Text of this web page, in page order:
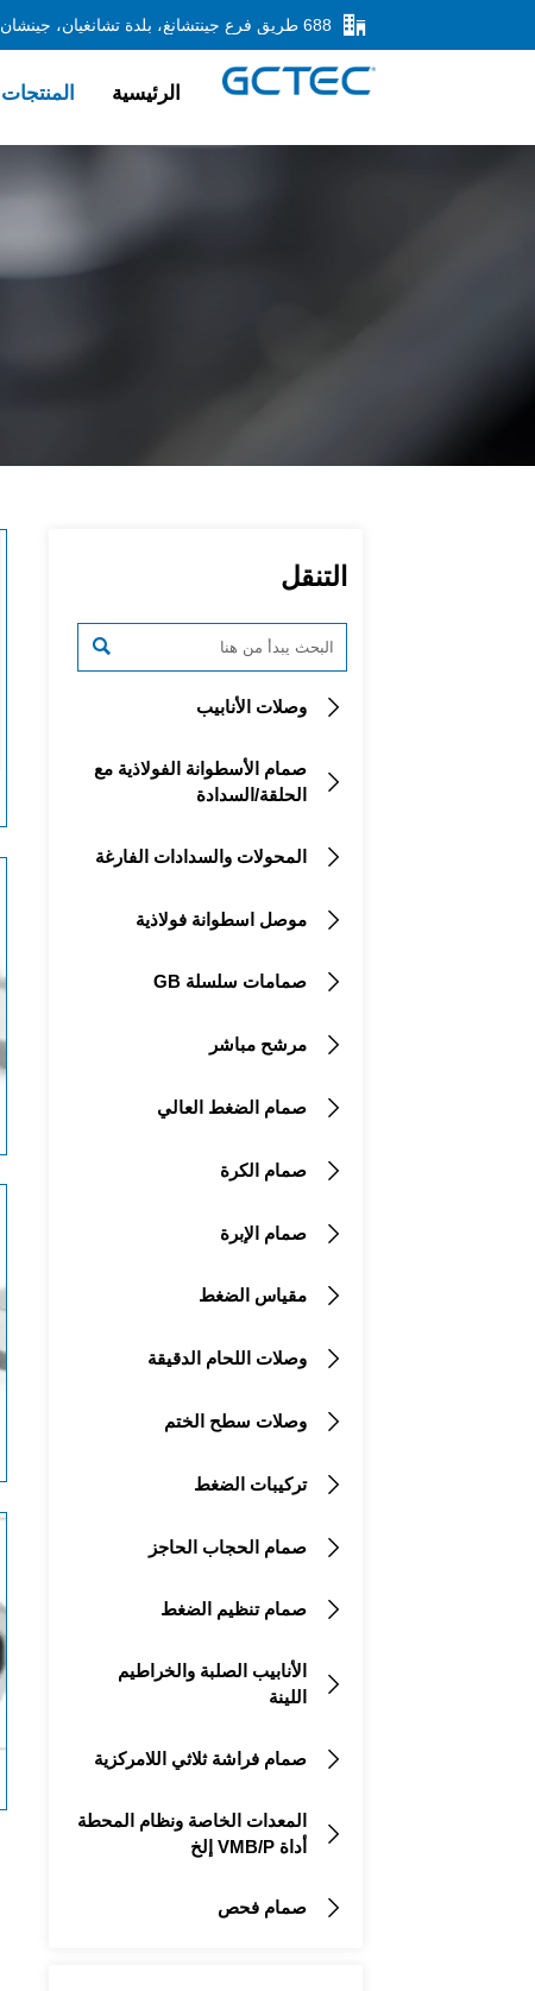

الرئيسية المنتجات
التنقل

 وصلات الأنابيب

صمام الأسطوانة الفولاذية مع
الحلقة/السدادة
 المحولات والسدادات الفارغة
 موصل اسطوانة فولاذية
 صمامات سلسلة GB
 مرشح مباشر
 صمام الضغط العالي
 صمام الكرة
 صمام الإبرة
 مقياس الضغط
 وصلات اللحام الدقيقة
 وصلات سطح الختم
 تركيبات الضغط
 صمام الحجاب الحاجز
 صمام تنظيم الضغط

الأنابيب الصلبة والخراطيم
اللينة
 صمام فراشة ثلاثي اللامركزية

المعدات الخاصة ونظام المحطة
أداة VMB/P إلخ
 صمام فحص